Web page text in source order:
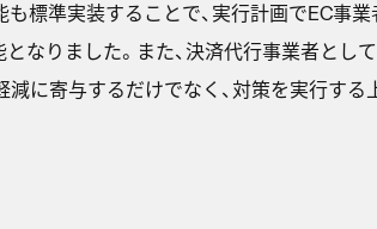
も標準実装することで、実行計画でEC事
なりました。また、決済代行事業者とし
減に寄与するだけでなく、対策を実行す